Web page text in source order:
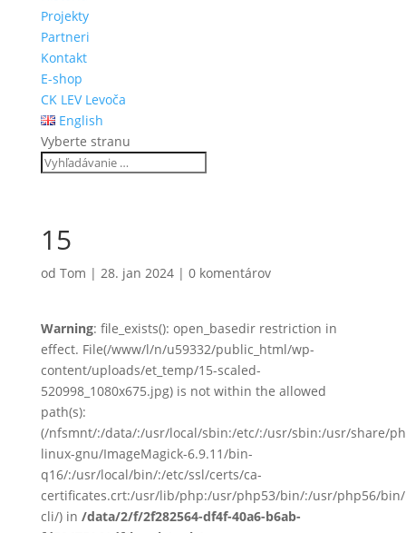
Projekty
Partneri
Kontakt
E-shop
CK LEV Levoča
English
Vyberte stranu
15
od Tom | 28. jan 2024| 0 komentárov
Warning: file_exists(): open_basedir restriction in
effect. File(/www/l/n/u59332/public_html/wp-
content/uploads/et_temp/15-scaled-
520998_1080x675.jpg) is not within the allowed
path(s):
(/nfsmnt/:/data/:/usr/local/sbin:/etc/:/usr/sbin:/usr/share/
linux-gnu/ImageMagick-6.9.11/bin-
q16/:/usr/local/bin/:/etc/ssl/certs/ca-
certificates.crt:/usr/lib/php:/usr/php53/bin/:/usr/php56/
cli/) in /data/2/f/2f282564-df4f-40a6-b6ab-